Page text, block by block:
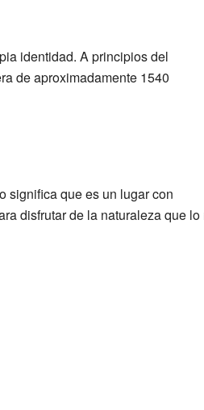
identidad. A principios del
de aproximadamente 1540
significa que es un lugar con
disfrutar de la naturaleza que